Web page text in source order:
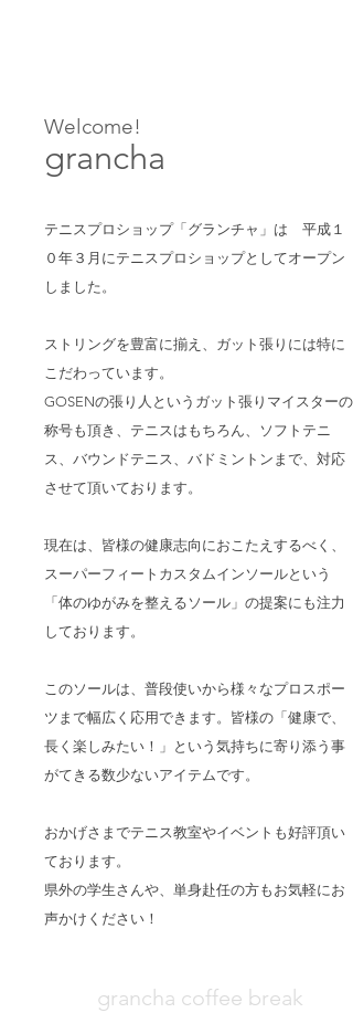
grancha
Welcome!
テニスプロショップ「グランチャ」は 平成１
０年３月にテニスプロショップとしてオープン
しました。
ストリングを豊富に揃え、ガット張りには特に
こだわっています。
GOSENの張り人というガット張りマイスターの
称号も頂き、テニスはもちろん、ソフトテニ
ス、バウンドテニス、バドミントンまで、対応
させて頂いております。
現在は、皆様の健康志向におこたえするべく、
スーパーフィートカスタムインソールという
「体のゆがみを整えるソール」の提案にも注力
しております。
このソールは、普段使いから様々なプロスポー
ツまで幅広く応用できます。皆様の「健康で、
長く楽しみたい！」という気持ちに寄り添う事
がてきる数少ないアイテムです。
おかげさまでテニス教室やイベントも好評頂い
ております。
​県外の学生さんや、単身赴任の方もお気軽にお
声かけください！
grancha coffee break